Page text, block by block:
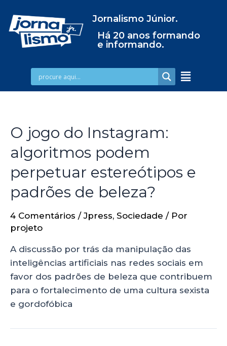
Jornalismo Júnior.
Há 20 anos formando
e informando.
O jogo do Instagram:
algoritmos podem
perpetuar estereótipos e
padrões de beleza?
4 Comentários /Jpress, Sociedade / Por
projeto
A discussão por trás da manipulação das
inteligências artificiais nas redes sociais em
favor dos padrões de beleza que contribuem
para o fortalecimento de uma cultura sexista
e gordofóbica